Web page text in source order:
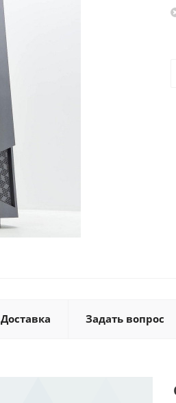
Доставка Задать вопрос